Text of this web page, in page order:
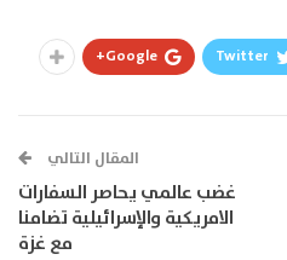
Twitter
Google+
المقال التالي
غضب عالمي يحاصر السفارات
الامريكية والإسرائيلية تضامنا
مع غزة